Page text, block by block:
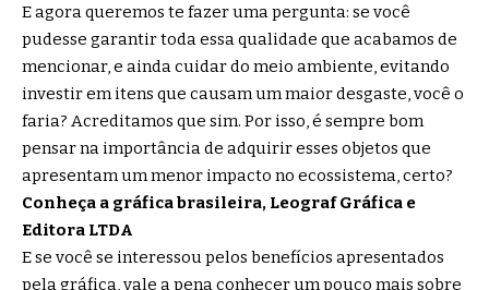
E agora queremos te fazer uma pergunta: se você
pudesse garantir toda essa qualidade que acabamos de
mencionar, e ainda cuidar do meio ambiente, evitando
investir em itens que causam um maior desgaste, você o
faria? Acreditamos que sim. Por isso, é sempre bom
pensar na importância de adquirir esses objetos que
apresentam um menor impacto no ecossistema, certo?
Conheça a gráfica brasileira, Leograf Gráfica e
Editora LTDA
E se você se interessou pelos benefícios apresentados
pela gráfica, vale a pena conhecer um pouco mais sobre